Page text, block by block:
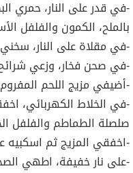
بالملح، الكمون والفلفل
-في مقلاة على النار،
-في صحن فخار، وزعي شرائح
-أضيفي مزيج اللحم
-في الخلاط الكهربائي،
صلصلة الطماطم والفلفل
-اخفقي المزيج ثم اسكبيه
-على نار خفيفة، اطهي الصحن لمدة 15